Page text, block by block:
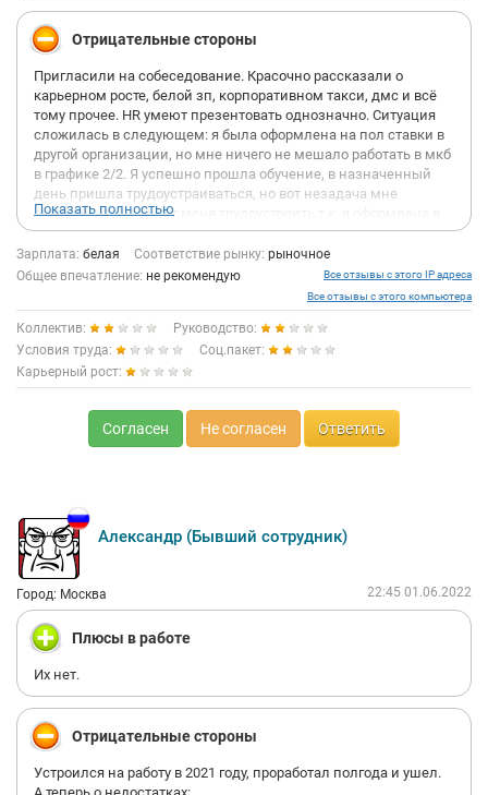
Если вам деньги не нужны, смело устраивайтесь в ПАО
"Московский кредитный банк" и работайте за один оклад!
Отрицательные стороны
Пригласили на собеседование. Красочно рассказали о
карьерном росте, белой зп, корпоративном такси, дмс и всё
тому прочее. HR умеют презентовать однозначно. Ситуация
сложилась в следующем: я была оформлена на пол ставки в
другой организации, но мне ничего не мешало работать в мкб
в графике 2/2. Я успешно прошла обучение, в назначенный
день пришла трудоустраиваться, но вот незадача мне
сказали, что не могут меня трудоустроить т.к. я оформлена в
другом месте на 0,5 ставки. По закону имею на это полное
право, но все же пошла им на уступки и уволилась. Ведь мне
обещали быстрый карьерный рост и конкурентноспособную
зп. С горем пополам я устроилась, первые несколько дней я
была закреплена за сотрудником и слушала его звонки.
Попутно звонкам слушала, как отдел качества снижает
оценки и что опять придётся жить на оклад (21 тысяча). Так
же меня смутило, что меня забрали в группу, где были одни
девочки. Хотя изначально меня устраивал график только
противоположной группы. Ну вот я две недели посидела
послушала, как отдел качества снижает оценки, и как всем
придёт только оклад. К слову, если выходишь на больничный
две недели нахождения в этой яме недовольства, решила, что
не хочу здесь работать. Подошла к руководителю сообщила о
своём решении, как вдруг милая, улыбчивая девушка, которая
строила из себя подружку, изменилась в лице и стала мягко
говоря не особо дружелюбной.
По закону имею полное право уволиться без официальной
отработки, но когда я об этом сказала, меня даже никто не
стал слушать и заставили отрабатывать 3 дня. Все эти 3 дня
сидели рядом.
Отработав эти несчастные три дня я получила на карту зп. И
тут новая проблема мне не оплатили недельное обучения,
хотя по договору оно оплачивается при приеме в штат, как вы
понимаете в штат я была принята. Хотела связаться с
бухгалтерией, но это не возможно, сказали обратиться в отдел
Показать полностью
Зарплата: белая Соответствие рынку: рыночное
Общее впечатление: не рекомендую
Все отзывы с этого IP адреса
Все отзывы с этого компьютера
Коллектив:
Руководство:
Условия труда:
Соц.пакет:
Карьерный рост:
Согласен Не согласен Ответить
Александр (Бывший сотрудник)
Город: Москва 22:45 01.06.2022
Плюсы в работе
Их нет.
Отрицательные стороны
Устроился на работу в 2021 году, проработал полгода и ушел.